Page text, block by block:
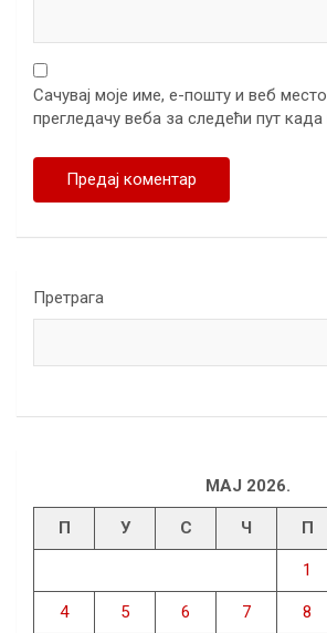
Сачувај моје име, е-пошту и веб
прегледачу веба за следећи пут
Претрага
МАЈ 2026.
П У С Ч П
1
4 5 6 7 8